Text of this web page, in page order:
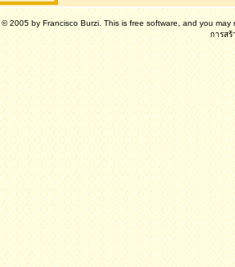
2005 by Francisco Burzi. This is free software, and you
การส